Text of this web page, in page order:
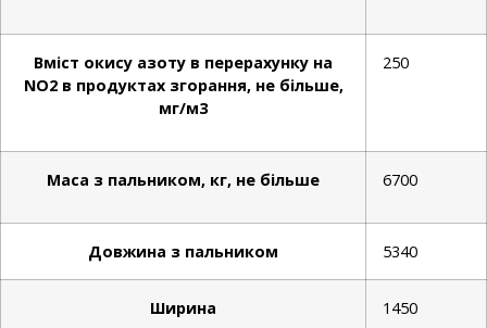
Вміст окису азоту в перерахунку на
NO2 в продуктах згорання, не більше,
мг/м3
250
Маса з пальником, кг, не більше 6700
Довжина з пальником 5340
Ширина 1450